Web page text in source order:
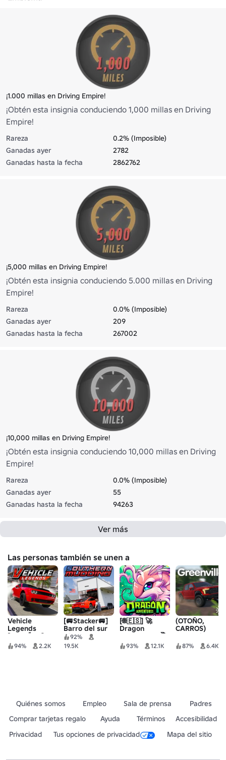
¡1.000 millas en Driving Empire!
¡Obtén esta insignia conduciendo 1,000 millas en Driving
Empire!
Rareza
0.2% (Imposible)
Ganadas ayer
2782
Ganadas hasta la fecha
2862762
¡5,000 millas en Driving Empire!
¡Obtén esta insignia conduciendo 5.000 millas en Driving
Empire!
Rareza
0.0% (Imposible)
Ganadas ayer
209
Ganadas hasta la fecha
267002
¡10,000 millas en Driving Empire!
¡Obtén esta insignia conduciendo 10,000 millas en Driving
Empire!
Rareza
0.0% (Imposible)
Ganadas ayer
55
Ganadas hasta la fecha
94263
Ver más
Las personas también se unen a
Vehicle
Legends
[ESPAÑOL]
94% 2.2K
[🚐Stacker🚐]
Barro del sur
🚜 Todoterreno
92%
19.5K
[🌐🇪🇸] 🚀
Dragon
adventures 🐉
Evento
Galactico
93% 12.1K
(OTOÑO,
CARROS)
Greenville
87% 6.4K
Quiénes somos Empleo Sala de prensa
Padres
Comprar tarjetas regalo
Ayuda Términos
Accesibilidad
Privacidad
Tus opciones de privacidad Mapa del sitio